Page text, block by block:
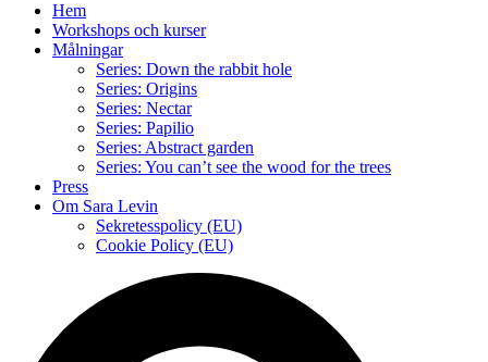
Hem
Workshops och kurser
Målningar
Series: Down the rabbit hole
Series: Origins
Series: Nectar
Series: Papilio
Series: Abstract garden
Series: You can’t see the wood for the trees
Press
Om Sara Levin
Sekretesspolicy (EU)
Cookie Policy (EU)